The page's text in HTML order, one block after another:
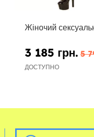
Жіночий
3 185 грн. 5
ДОСТУПНО